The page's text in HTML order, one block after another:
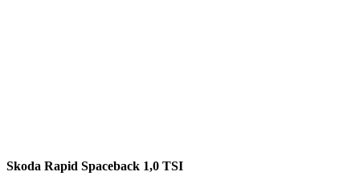
Skoda Rapid Spaceback 1,0 TSI